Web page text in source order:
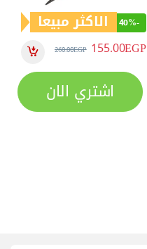
-
40% الاكثر مبيعا
155.00EGP
260.00EGP
اشتري الان